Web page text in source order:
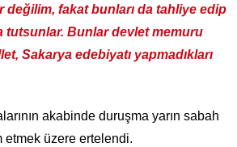
değilim, fakat bunları da tahliye edip
tutsunlar. Bunlar devlet memuru
Sakarya edebiyatı yapmadıkları
akabinde duruşma yarın sabah
etmek üzere ertelendi.